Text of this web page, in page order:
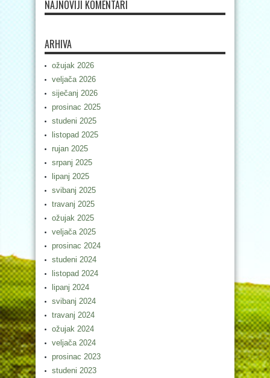
NAJNOVIJI KOMENTARI
ARHIVA
ožujak 2026
veljača 2026
siječanj 2026
prosinac 2025
studeni 2025
listopad 2025
rujan 2025
srpanj 2025
lipanj 2025
svibanj 2025
travanj 2025
ožujak 2025
veljača 2025
prosinac 2024
studeni 2024
listopad 2024
lipanj 2024
svibanj 2024
travanj 2024
ožujak 2024
veljača 2024
prosinac 2023
studeni 2023